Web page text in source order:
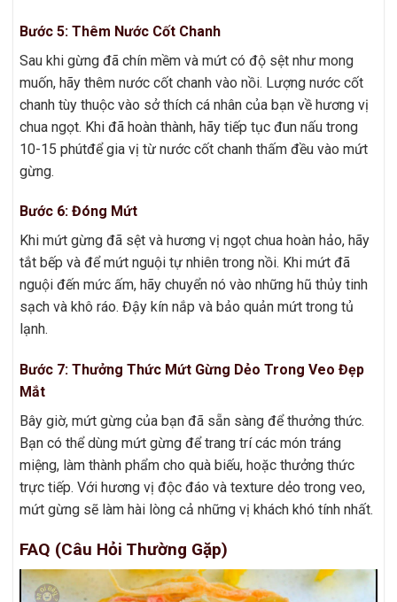
Bước 5: Thêm Nước Cốt Chanh
Sau khi gừng đã chín mềm và mứt có độ sệt như mong
muốn, hãy thêm nước cốt chanh vào nồi. Lượng nước cốt
chanh tùy thuộc vào sở thích cá nhân của bạn về hương vị
chua ngọt. Khi đã hoàn thành, hãy tiếp tục đun nấu trong
10-15 phútđể gia vị từ nước cốt chanh thấm đều vào mứt
gừng.
Bước 6: Đóng Mứt
Khi mứt gừng đã sệt và hương vị ngọt chua hoàn hảo, hãy
tắt bếp và để mứt nguội tự nhiên trong nồi. Khi mứt đã
nguội đến mức ấm, hãy chuyển nó vào những hũ thủy tinh
sạch và khô ráo. Đậy kín nắp và bảo quản mứt trong tủ
lạnh.
Bước 7: Thưởng Thức Mứt Gừng Dẻo Trong Veo Đẹp
Mắt
Bây giờ, mứt gừng của bạn đã sẵn sàng để thưởng thức.
Bạn có thể dùng mứt gừng để trang trí các món tráng
miệng, làm thành phẩm cho quà biếu, hoặc thưởng thức
trực tiếp. Với hương vị độc đáo và texture dẻo trong veo,
mứt gừng sẽ làm hài lòng cả những vị khách khó tính nhất.
FAQ (Câu Hỏi Thường Gặp)